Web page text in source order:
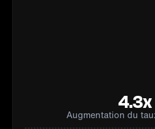
4.3x
Augmentation du